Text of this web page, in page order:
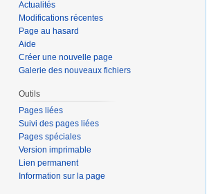
Actualités
Modifications récentes
Page au hasard
Aide
Créer une nouvelle page
Galerie des nouveaux fichiers
Outils
Pages liées
Suivi des pages liées
Pages spéciales
Version imprimable
Lien permanent
Information sur la page